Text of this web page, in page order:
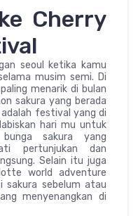
Cherry
seoul ketika kamu
musim semi. Di
menarik di bulan
sakura yang berada
adalah festival yang di
hari mu untuk
sakura yang
pertunjukan dan
Selain itu juga
world adventure
sakura sebelum atau
menyenangkan di